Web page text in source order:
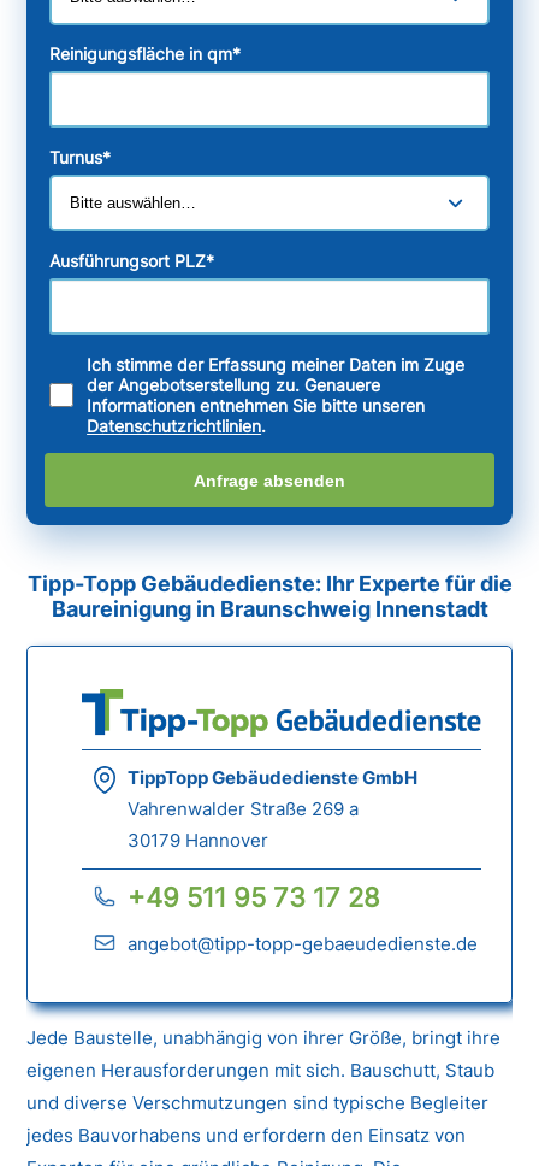
Reinigungsfläche in qm*
Turnus*
Ausführungsort PLZ*
Ich stimme der Erfassung meiner Daten im Zuge
der Angebotserstellung zu. Genauere
Informationen entnehmen Sie bitte unseren
Datenschutzrichtlinien.
Anfrage absenden
Tipp-Topp Gebäudedienste: Ihr Experte für die
Baureinigung in Braunschweig Innenstadt
TippTopp Gebäudedienste GmbH
Vahrenwalder Straße 269 a
30179 Hannover
+49 511 95 73 17 28
angebot@tipp-topp-gebaeudedienste.de
Jede Baustelle, unabhängig von ihrer Größe, bringt ihre
eigenen Herausforderungen mit sich. Bauschutt, Staub
und diverse Verschmutzungen sind typische Begleiter
jedes Bauvorhabens und erfordern den Einsatz von